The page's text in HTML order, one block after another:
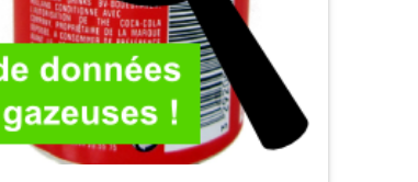
Română
Türkçe
Tiếng Việt